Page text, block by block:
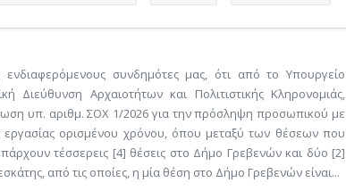
ενδιαφερόμενους συνδημότες μας, ότι από τo Υπουργείο
Διεύθυνση Αρχαιοτήτων και Πολιτιστικής Κληρονομιάς,
υπ. αριθμ. ΣΟΧ 1/2026 για την πρόσληψη προσωπικού με
ορισμένου χρόνου, όπου μεταξύ των θέσεων που
τέσσερεις [4] θέσεις στο Δήμο Γρεβενών και δύο [2]
από τις οποίες, η μία θέση στο Δήμο Γρεβενών είναι...